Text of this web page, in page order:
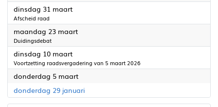
dinsdag 31 maart2026
Afscheid raad
maandag 23 maart2026
Duidingsdebat
dinsdag 10 maart2026
Voortzetting raadsvergadering van 5 maart 2026
donderdag 5 maart2026
donderdag 29 januari